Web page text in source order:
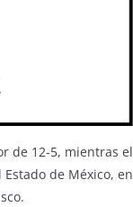
de 12-5, mientras el
de México, en